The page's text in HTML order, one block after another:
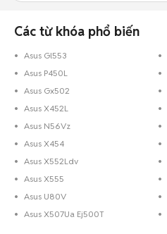
Các từ khóa phổ biến
Asus Gl553
Asus P450L
Asus Gx502
Asus X452L
Asus N56Vz
Asus X454
Asus X552Ldv
Asus X555
Asus U80V
Asus X507Ua Ej500T